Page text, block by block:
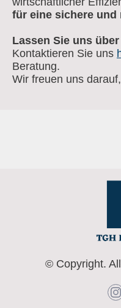
für eine sichere
Lassen Sie uns
Kontaktieren Sie uns
Beratung.
Wir freuen uns
© Copyright.